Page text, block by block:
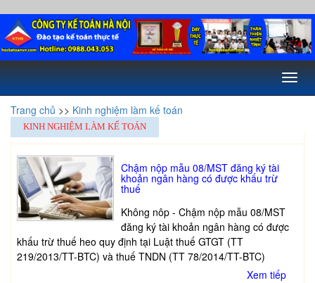
Toggle
Trang chủ >> Kinh nghiệm làm kế toán
KINH NGHIỆM LÀM KẾ TOÁN
Chậm nộp mẫu 08/MST đăng ký tài
khoản ngân hàng có được khấu trừ
thuế
Không nôp - Chậm nộp mẫu 08/MST
đăng ký tài khoản ngân hàng có được
khấu trừ thuế heo quy định tại Luật thuế GTGT (TT
219/2013/TT-BTC) và thuế TNDN (TT 78/2014/TT-BTC)
Xem tiếp